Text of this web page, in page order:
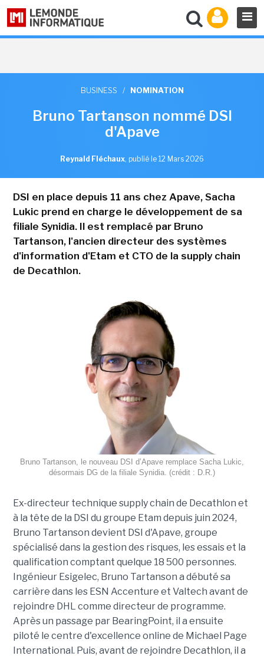
BUSINESS / NOMINATION
Bruno Tartanson nommé DSI
d'Apave
Reynald Fléchaux, publié le 12 Mars 2026
DSI en place depuis 11 ans chez Apave, Sacha
Lukic prend en charge le développement de sa
filiale Synidia. Il est remplacé par Bruno
Tartanson, l'ancien directeur des systèmes
d'information d'Etam et CTO de la supply chain
de Decathlon.
Bruno Tartanson, le nouveau DSI d’Apave remplace Sacha Lukic,
désormais DG de la filiale Synidia. (crédit : D.R.)
Ex-directeur technique supply chain de Decathlon et
à la tête de la DSI du groupe Etam depuis juin 2024,
Bruno Tartanson devient DSI d'Apave, groupe
spécialisé dans la gestion des risques, les essais et la
qualification comptant quelque 18 500 personnes.
Ingénieur Esigelec, Bruno Tartanson a débuté sa
carrière dans les ESN Accenture et Valtech avant de
rejoindre DHL comme directeur de programme.
Après un passage par BearingPoint, il a ensuite
piloté le centre d'excellence online de Michael Page
International. Puis, avant de rejoindre Decathlon, il a